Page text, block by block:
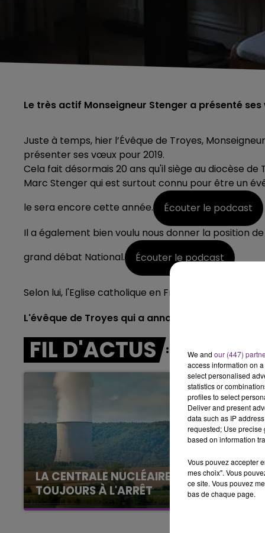
10h00 - 14h00
LE TICKET DE CAISSE
Le très actif Monseigneur Stenger a présenté ses
Juste à temps, hier l’Évêque de Troyes,
présenter ses vœux pour 2019.
Cela fait désormais 20 ans qu'il siège au diocèse de
Marc Stenger qui est surtout connu pour être un
le sera encore cette année.
Écouter le podcast
Il a également bien voulu nous donner la position
grand débat National.
Écouter le podcast
Selon lui, l'Eglise catholique en France à bien rôle à
L'évêque de Troyes qui a annoncé qu'il devrait
FIL D'ACTUS
LA CENTRALE NUCLÉAIRE DE CHOOZ
TOUJOURS À L'ARRÊT
Cela fait déjà une semaine que la centrale
We and our (447)
access information on
select personalised
statistics or
profiles to select
Deliver and present
data such as IP
requested; Use precise
based on information
Vous pouvez accepter
mes choix". Vous
ce site. Vous pouvez
bas de chaque page.